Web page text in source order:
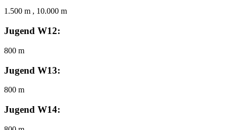
1.500 m , 10.000 m
Jugend W12:
800 m
Jugend W13:
800 m
Jugend W14: